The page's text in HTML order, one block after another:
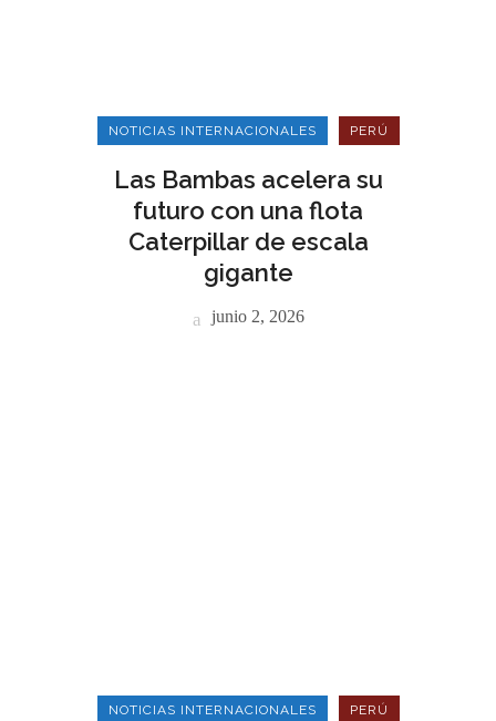
NOTICIAS INTERNACIONALES PERÚ
Las Bambas acelera su
futuro con una flota
Caterpillar de escala
gigante
junio 2, 2026
NOTICIAS INTERNACIONALES PERÚ